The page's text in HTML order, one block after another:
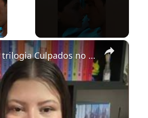
Video
×
O fim da trilogia Culpados no Prime Vídeo